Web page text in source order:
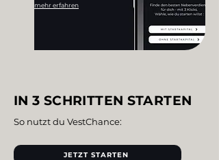
mehr erfahren
IN 3 SCHRITTEN STARTEN
So nutzt du VestChance:
JETZT STARTEN